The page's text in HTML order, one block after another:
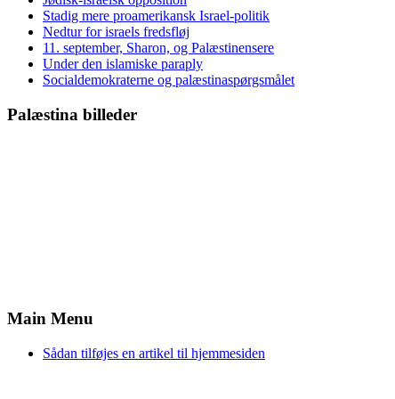
Stadig mere proamerikansk Israel-politik
Nedtur for israels fredsfløj
11. september, Sharon, og Palæstinensere
Under den islamiske paraply
Socialdemokraterne og palæstinaspørgsmålet
Palæstina billeder
Main Menu
Sådan tilføjes en artikel til hjemmesiden